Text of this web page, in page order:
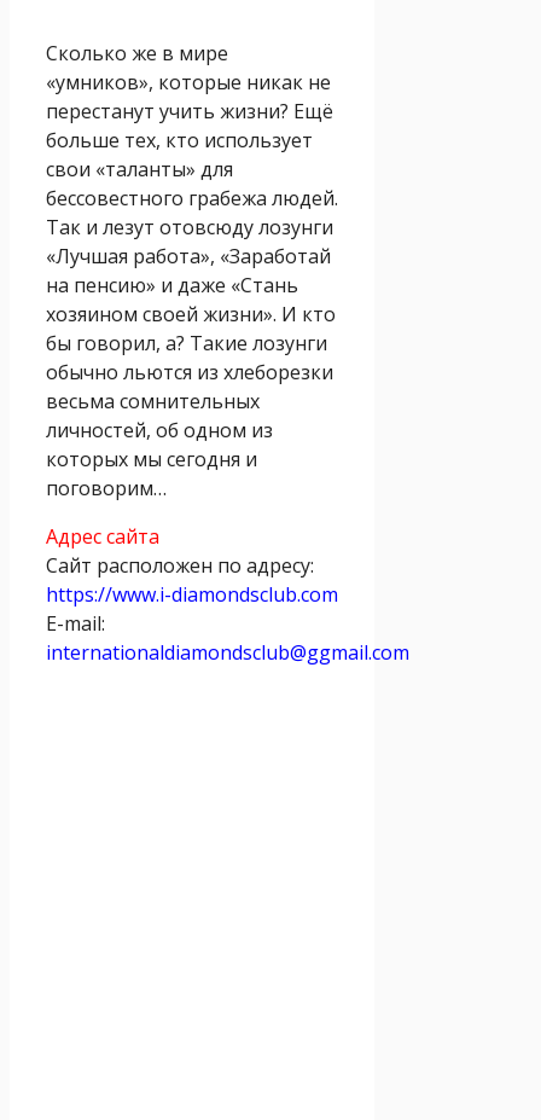
Сколько же в мире
«умников», которые никак не
перестанут учить жизни? Ещё
больше тех, кто использует
свои «таланты» для
бессовестного грабежа людей.
Так и лезут отовсюду лозунги
«Лучшая работа», «Заработай
на пенсию» и даже «Стань
хозяином своей жизни». И кто
бы говорил, а? Такие лозунги
обычно льются из хлеборезки
весьма сомнительных
личностей, об одном из
которых мы сегодня и
поговорим…
Адрес сайта
Сайт расположен по адресу:
https://www.i-diamondsclub.com
E-mail:
internationaldiamondsclub@ggmail.com